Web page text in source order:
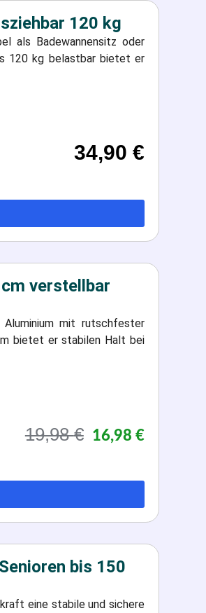
120 kg
als Badewannensitz oder
120 kg belastbar bietet er
34,90 €
verstellbar
Aluminium mit rutschfester
bietet er stabilen Halt bei
19,98€ 16,98 €
bis 150
eine stabile und sichere